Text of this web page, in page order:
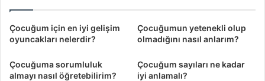
Çocuğum için en iyi gelişim
oyuncakları nelerdir?
Çocuğumun yetenekli olup
olmadığını nasıl anlarım?
Çocuğuma sorumluluk
almayı nasıl öğretebilirim?
Çocuğum sayıları ne kadar
iyi anlamalı?